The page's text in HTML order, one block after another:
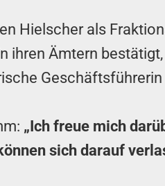
Hielscher als
ihren Ämtern
„Ich freue mich
sich darauf